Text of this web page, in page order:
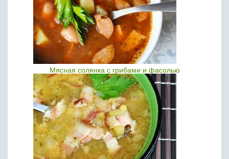
Мясная солянка с грибами и фасолью